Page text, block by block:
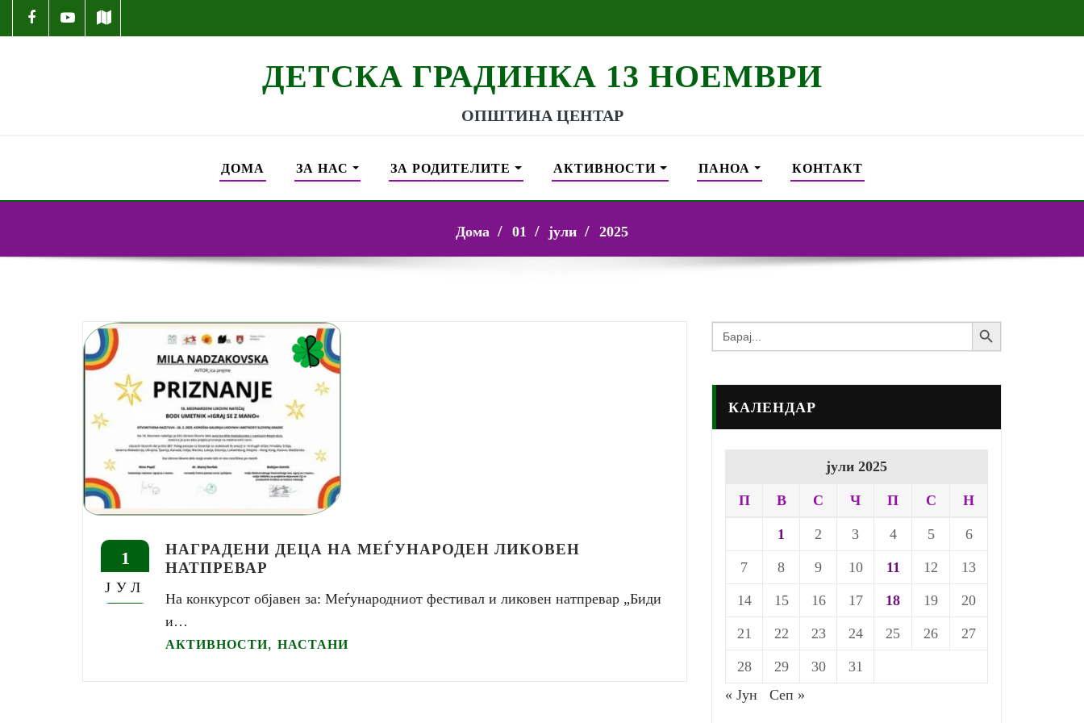
ДЕТСКА ГРАДИНКА 13 НОЕМВРИ
ОПШТИНА ЦЕНТАР
ДОМА ЗА НАС ЗА РОДИТЕЛИТЕ АКТИВНОСТИ ПАНОА КОНТАКТ
Дома 01 јули 2025
1
ЈУЛ
НАГРАДЕНИ ДЕЦА НА МЕЃУНАРОДЕН ЛИКОВЕН
НАТПРЕВАР
На конкурсот објавен за: Меѓународниот фестивал и ликовен натпревар „Биди
и…
АКТИВНОСТИ, НАСТАНИ
Search
for:
Search Button
КАЛЕНДАР
јули 2025
П В С Ч П С Н
1 2 3 4 5 6
7 8 9 10 11 12 13
14 15 16 17 18 19 20
21 22 23 24 25 26 27
28 29 30
31
« Јун
Сеп »